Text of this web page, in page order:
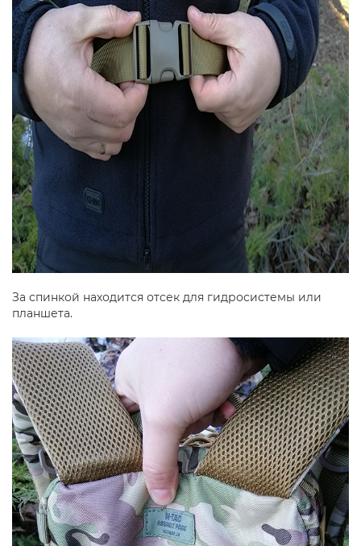
За спинкой находится отсек для гидросистемы или
планшета.